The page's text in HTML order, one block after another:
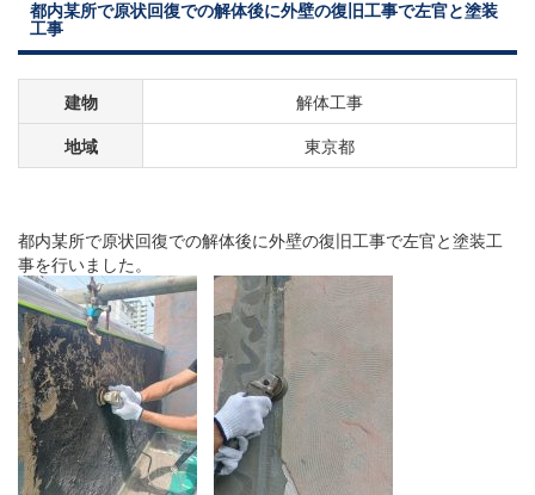
都内某所で原状回復での解体後に外壁の復旧工事で左官と塗装
工事
建物
解体工事
地域
東京都
都内某所で原状回復での解体後に外壁の復旧工事で左官と塗装工
事を行いました。